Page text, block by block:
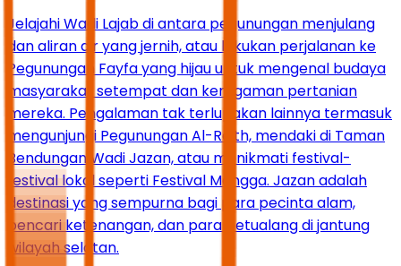
Jelajahi Wadi Lajab di antara pegunungan menjulang
dan aliran air yang jernih, atau lakukan perjalanan ke
Pegunungan Fayfa yang hijau untuk mengenal budaya
masyarakat setempat dan keragaman pertanian
mereka. Pengalaman tak terlupakan lainnya termasuk
mengunjungi Pegunungan Al-Reith, mendaki di Taman
Bendungan Wadi Jazan, atau menikmati festival-
festival lokal seperti Festival Mangga. Jazan adalah
destinasi yang sempurna bagi para pecinta alam,
pencari ketenangan, dan para petualang di jantung
wilayah selatan.